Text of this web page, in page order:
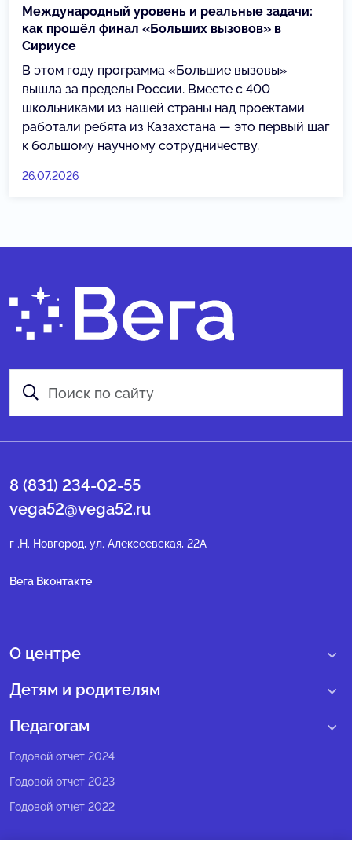
Международный уровень и реальные задачи:
как прошёл финал «Больших вызовов» в
Сириусе
В этом году программа «Большие вызовы»
вышла за пределы России. Вместе с 400
школьниками из нашей страны над проектами
работали ребята из Казахстана — это первый шаг
к большому научному сотрудничеству.
26.07.2026
8 (831) 234-02-55
vega52@vega52.ru
г .Н. Новгород, ул. Алексеевская, 22А
Вега Вконтакте
О центре
О нас
Структура регионального центра
Педагогический состав
Попечительский совет
Экспертный совет
Детям и родителям
Учебные интенсивные сборы
Педагогам
Программы Веги
Программы Сириус
Методические рекомендации
Годовой отчет 2024
Годовой отчет 2023
Годовой отчет 2022